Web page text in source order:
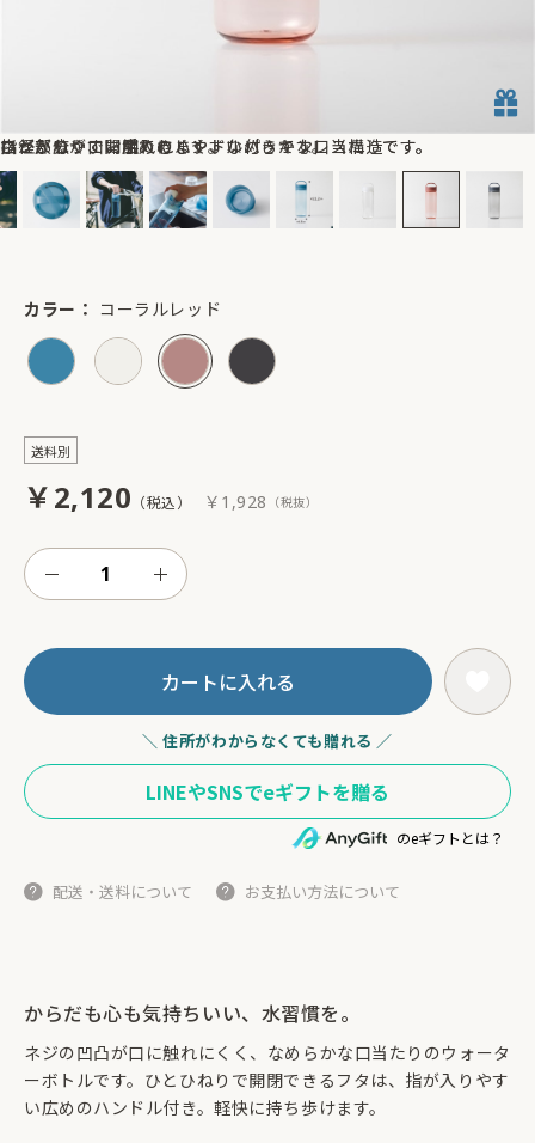
ネジ部分が口に触れにくく、なめらかな口当たりです。
ひとひねりで開閉できます。
指が入りやすい広めのハンドル付きです。
口径が広く、お手入れしやすいパッキンレス構造です。
からだも心も気持ちいい、水習慣を。
ネジの凹凸が口に触れにくく、なめらかな口当たりのウォータ
ーボトルです。ひとひねりで開閉できるフタは、指が入りやす
い広めのハンドル付き。軽快に持ち歩けます。
￥2,120 ￥1,928
送料別
カラー： コーラルレッド
カートに入れる
＼ 住所がわからなくても贈れる ／
のeギフトとは？
配送・送料について お支払い方法について